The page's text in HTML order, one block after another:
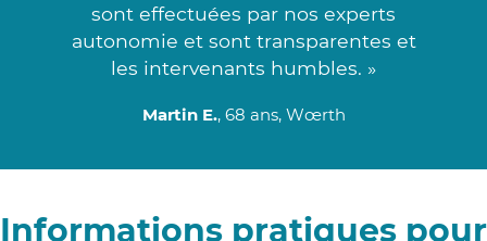
sont effectuées par nos experts
autonomie et sont transparentes et
les intervenants humbles. »
Martin E., 68 ans, Wœrth
Informations pratiques pour